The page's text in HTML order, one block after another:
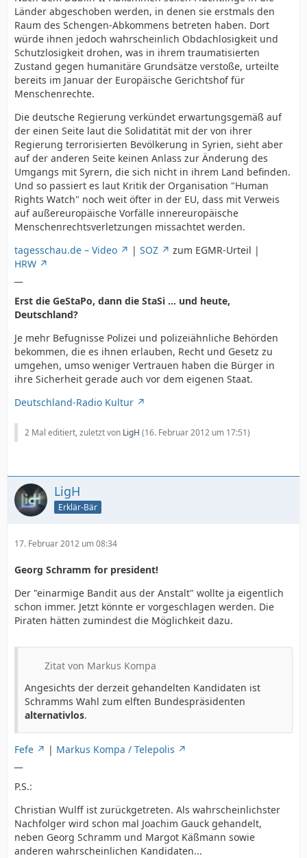
Länder abgeschoben werden, in denen sie erstmals den
Raum des Schengen-Abkommens betreten haben. Dort
würde ihnen jedoch wahrscheinlich Obdachlosigkeit und
Schutzlosigkeit drohen, was in ihrem traumatisierten
Zustand gegen humanitäre Grundsätze verstoße, urteilte
bereits im Januar der Europäische Gerichtshof für
Menschenrechte.
Die deutsche Regierung verkündet erwartungsgemäß auf
der einen Seite laut die Solidatität mit der von ihrer
Regierung terrorisierten Bevölkerung in Syrien, sieht aber
auf der anderen Seite keinen Anlass zur Änderung des
Umgangs mit Syrern, die sich nicht in ihrem Land befinden.
Und so passiert es laut Kritik der Organisation "Human
Rights Watch" noch weit öfter in der EU, dass mit Verweis
auf außereuropäische Vorfälle innereuropäische
Menschenrechtsverletzungen missachtet werden.
tagesschau.de – Video
| SOZ
zum EGMR-Urteil |
HRW
Erst die GeStaPo, dann die StaSi ... und heute,
Deutschland?
Je mehr Befugnisse Polizei und polizeiähnliche Behörden
bekommen, die es ihnen erlauben, Recht und Gesetz zu
umgehen, umso weniger Vertrauen haben die Bürger in
ihre Sicherheit gerade auch vor dem eigenen Staat.
Deutschland-Radio Kultur
2 Mal editiert, zuletzt von LigH (16. Februar 2012 um 17:51)
LigH
Erklär-Bär
17. Februar 2012 um 08:34
Georg Schramm for president!
Der "einarmige Bandit aus der Anstalt" wollte ja eigentlich
schon immer. Jetzt könnte er vorgeschlagen werden. Die
Piraten hätten zumindest die Möglichkeit dazu.
Zitat von Markus Kompa
Angesichts der derzeit gehandelten Kandidaten ist
Schramms Wahl zum elften Bundespräsidenten
alternativlos.
Fefe | Markus Kompa / Telepolis
P.S.:
Christian Wulff ist zurückgetreten. Als wahrscheinlichster
Nachfolger wird schon mal Joachim Gauck gehandelt,
neben Georg Schramm und Margot Käßmann sowie
anderen wahrscheinlichen Kandidaten...